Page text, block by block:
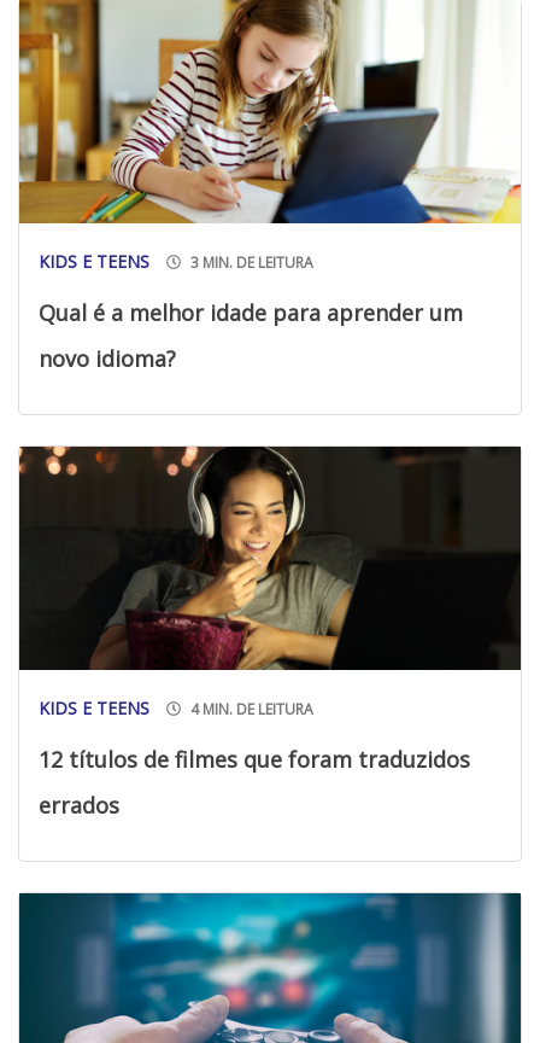
KIDS E TEENS 3 MIN. DE LEITURA
Qual é a melhor idade para aprender um
novo idioma?
KIDS E TEENS 4 MIN. DE LEITURA
12 títulos de filmes que foram traduzidos
errados